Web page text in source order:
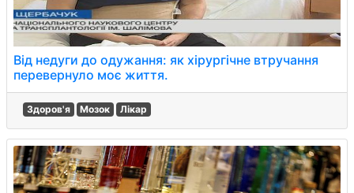
Від недуги до одужання: як хірургічне втручання
перевернуло моє життя.
Здоров'я Мозок Лікар